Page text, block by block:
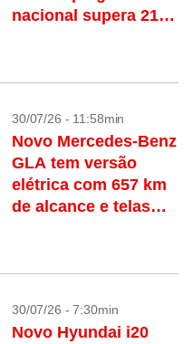
nacional supera 21
30/07/26 - 11:58min
Novo Mercedes-Benz
GLA tem versão
elétrica com 657 km
de alcance e telas
30/07/26 - 7:30min
Novo Hyundai i20